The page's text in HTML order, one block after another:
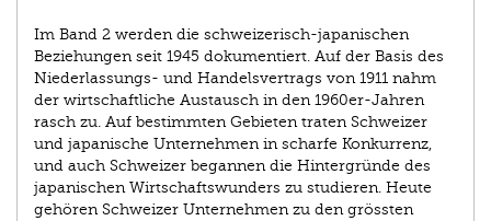
Im Band 2 werden die schweizerisch-japanischen
Beziehungen seit 1945 dokumentiert. Auf der Basis des
Niederlassungs- und Handelsvertrags von 1911 nahm
der wirtschaftliche Austausch in den 1960er-Jahren
rasch zu. Auf bestimmten Gebieten traten Schweizer
und japanische Unternehmen in scharfe Konkurrenz,
und auch Schweizer begannen die Hintergründe des
japanischen Wirtschaftswunders zu studieren. Heute
gehören Schweizer Unternehmen zu den grössten